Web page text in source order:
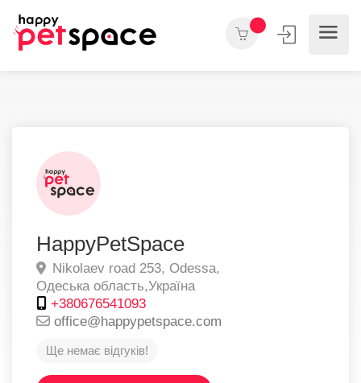
HappyPetSpace
Nikolaev road 253, Odessa,
Одеська область,Україна
+380676541093
office@happypetspace.com
Ще немає відгуків!